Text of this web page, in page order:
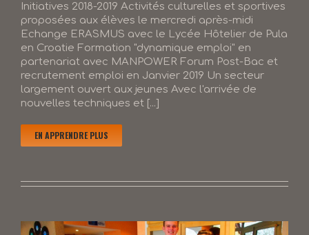
Initiatives 2018-2019 Activités culturelles et sportives
proposées aux élèves le mercredi après-midi
Echange ERASMUS avec le Lycée Hôtelier de Pula
en Croatie Formation "dynamique emploi" en
partenariat avec MANPOWER Forum Post-Bac et
recrutement emploi en Janvier 2019 Un secteur
largement ouvert aux jeunes Avec l'arrivée de
nouvelles techniques et [...]
EN APPRENDRE PLUS